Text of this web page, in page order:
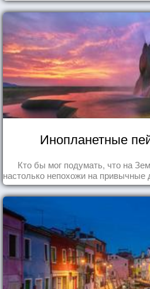
Инопланетные
Кто бы мог подумать, что на
настолько непохожи на привычные
что кажутся и вовсе